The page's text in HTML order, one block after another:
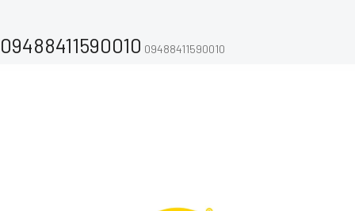
09488411590010 09488411590010